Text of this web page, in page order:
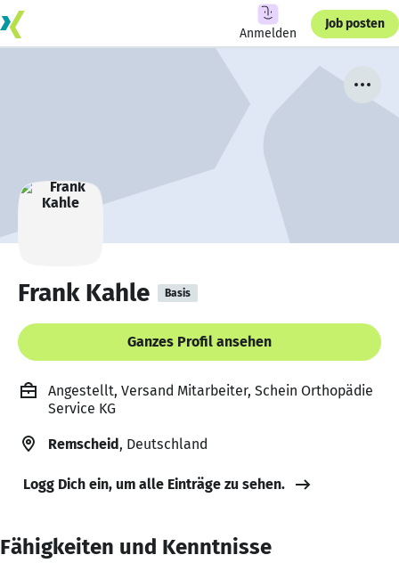
Anmelden
Job posten
Frank Kahle Basis
Ganzes Profil ansehen
Angestellt, Versand Mitarbeiter, Schein Orthopädie
Service KG
Remscheid, Deutschland
Logg Dich ein, um alle Einträge zu sehen.
Fähigkeiten und Kenntnisse